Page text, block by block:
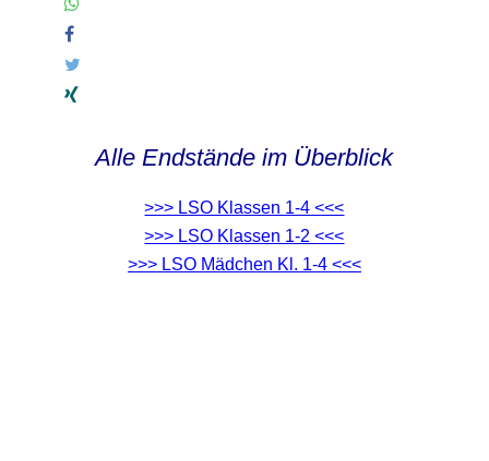
Alle Endstände im Überblick
>>> LSO Klassen 1-4 <<<
>>> LSO Klassen 1-2 <<<
>>> LSO Mädchen Kl. 1-4 <<<